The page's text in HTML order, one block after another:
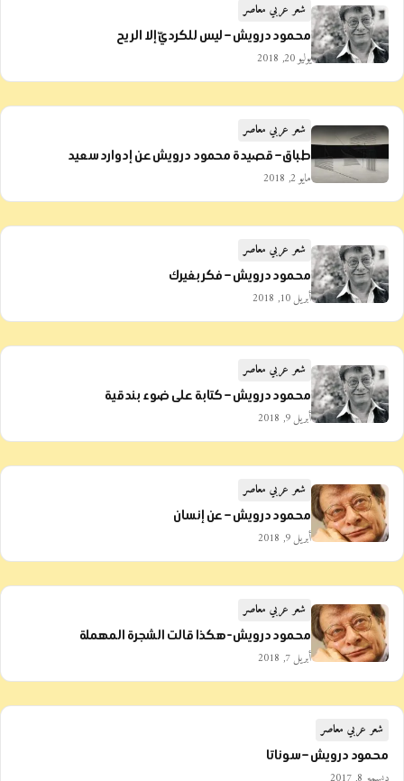
شعر عربي معاصر
محمود درويش – ليس للكرديّ إلا الريح
يوليو 20, 2018
شعر عربي معاصر
طباق – قصيدة محمود درويش عن إدوارد سعيد
مايو 2, 2018
شعر عربي معاصر
محمود درويش – فكر بغيرك
أبريل 10, 2018
شعر عربي معاصر
محمود درويش – كتابة على ضوء بندقية
أبريل 9, 2018
شعر عربي معاصر
محمود درويش – عن إنسان
أبريل 9, 2018
شعر عربي معاصر
محمود درويش-هكذا قالت الشجرة المهملة
أبريل 7, 2018
شعر عربي معاصر
محمود درويش – سوناتا